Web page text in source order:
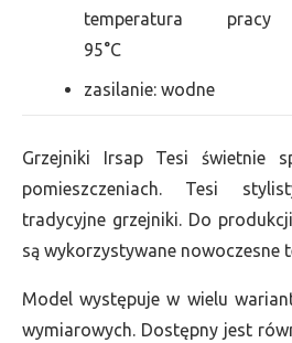
temperatura pracy
95°C
zasilanie: wodne
Grzejniki Irsap Tesi świetnie
pomieszczeniach. Tesi
tradycyjne grzejniki. Do
są wykorzystywane nowoczesne
Model występuje w wielu
wymiarowych. Dostępny jest